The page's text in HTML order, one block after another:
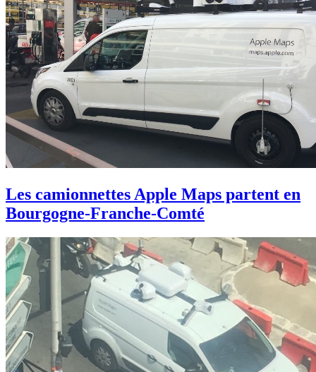
Les camionnettes Apple Maps partent en
Bourgogne-Franche-Comté